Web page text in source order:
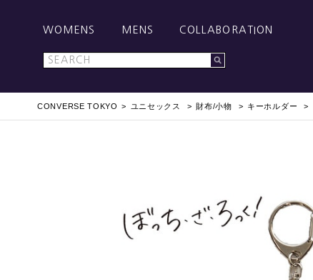
WOMENS MENS COLLABORATION
CONVERSE TOKYO ユニセックス 財布/小物 キーホルダー